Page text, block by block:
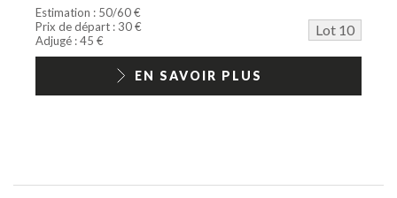
Estimation : 50/60 €
Prix de départ : 30 €
Lot 10
Adjugé : 45 €
EN SAVOIR PLUS